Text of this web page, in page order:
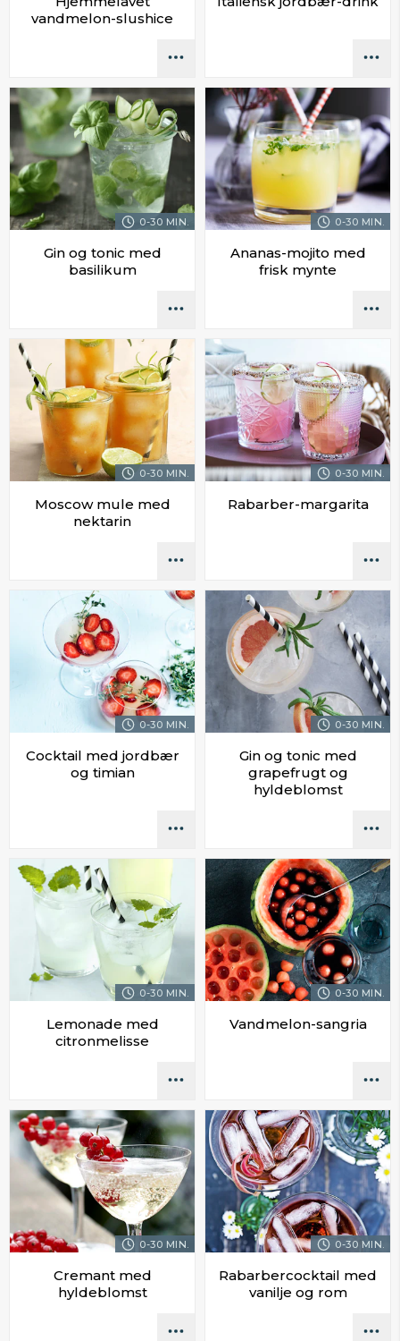
vandmelon-slushice
0-30 MIN.
Gin og tonic med
basilikum
0-30 MIN.
Ananas-mojito med
frisk mynte
0-30 MIN.
Moscow mule med
nektarin
0-30 MIN.
Rabarber-margarita
0-30 MIN.
Cocktail med jordbær
og timian
0-30 MIN.
Gin og tonic med
grapefrugt og
hyldeblomst
0-30 MIN.
Lemonade med
citronmelisse
0-30 MIN.
Vandmelon-sangria
0-30 MIN.
Cremant med
hyldeblomst
0-30 MIN.
Rabarbercocktail med
vanilje og rom